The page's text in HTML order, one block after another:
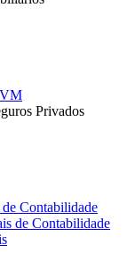
Privados
Contabilidade
de Contabilidade